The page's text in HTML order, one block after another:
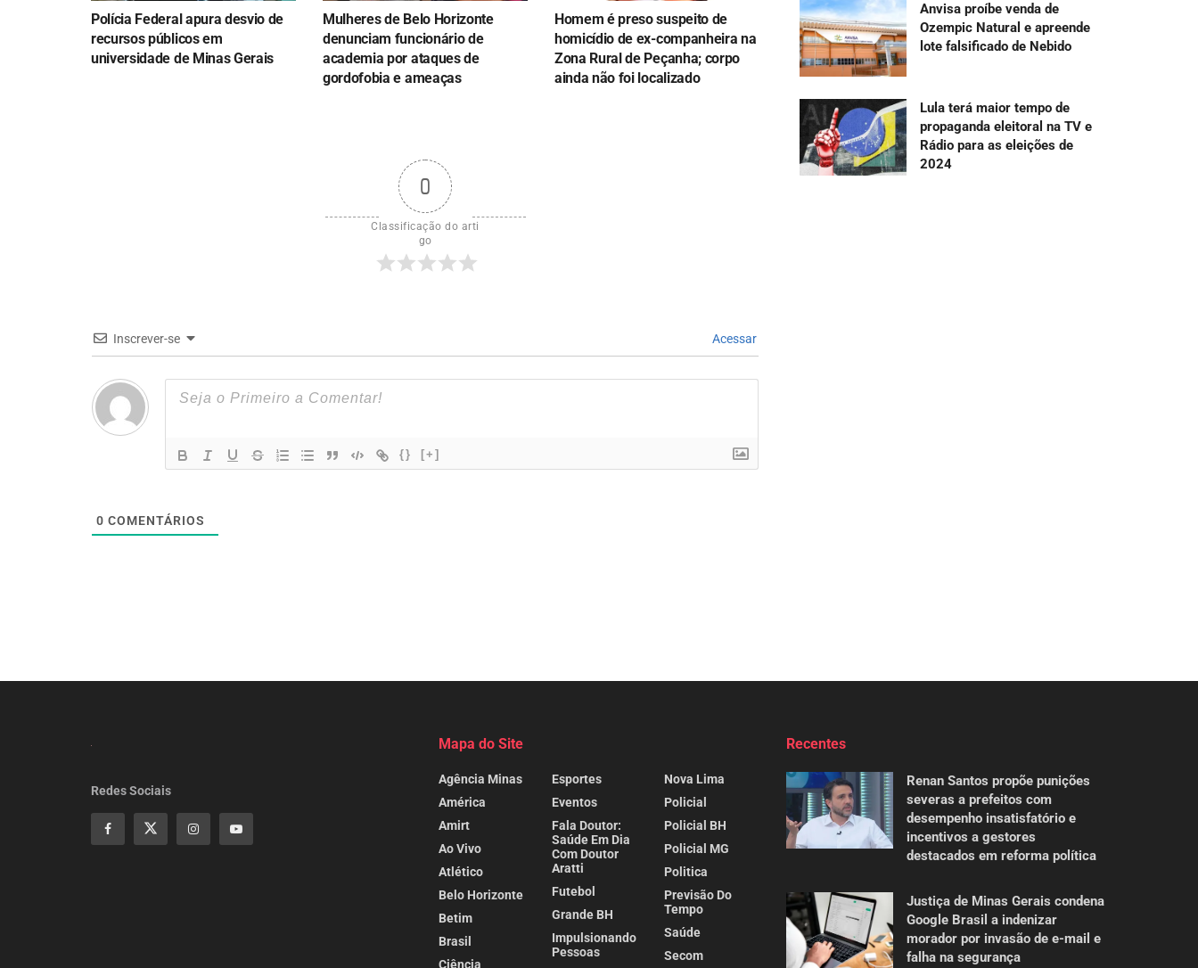
Polícia Federal apura desvio de
recursos públicos em
universidade de Minas Gerais
Mulheres de Belo Horizonte
denunciam funcionário de
academia por ataques de
gordofobia e ameaças
Homem é preso suspeito de
homicídio de ex-companheira na
Zona Rural de Peçanha; corpo
ainda não foi localizado
0
Classificação do arti
go
Inscrever-se Acessar
{} [+]
0 COMENTÁRIOS
Anvisa proíbe venda de
Ozempic Natural e apreende
lote falsificado de Nebido
Lula terá maior tempo de
propaganda eleitoral na TV e
Rádio para as eleições de
2024
Redes Sociais
Mapa do Site
Agência Minas
América
Amirt
Ao Vivo
Atlético
Belo Horizonte
Betim
Brasil
Ciência
Esportes
Eventos
Fala Doutor:
Saúde Em Dia
Com Doutor
Aratti
Futebol
Grande BH
Impulsionando
Pessoas
Nova Lima
Policial
Policial BH
Policial MG
Politica
Previsão Do
Tempo
Saúde
Secom
Recentes
Renan Santos propõe punições
severas a prefeitos com
desempenho insatisfatório e
incentivos a gestores
destacados em reforma política
Justiça de Minas Gerais condena
Google Brasil a indenizar
morador por invasão de e-mail e
falha na segurança